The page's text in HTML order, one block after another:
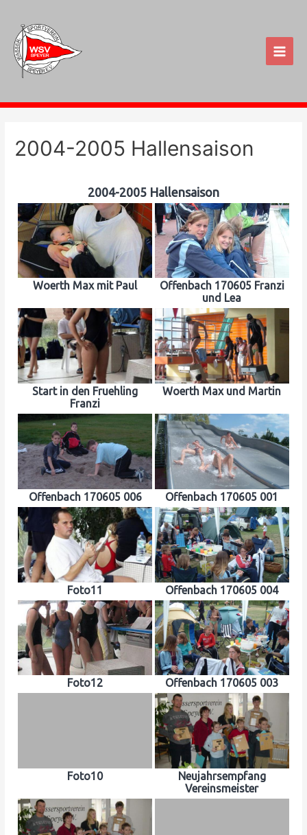
springen
Main
2004-2005 Hallensaison
2004-2005 Hallensaison
Woerth Max mit Paul
Offenbach 170605 Franzi
und Lea
Start in den Fruehling
Franzi
Woerth Max und Martin
Offenbach 170605 006 Offenbach 170605 001
Foto11 Offenbach 170605 004
Foto12 Offenbach 170605 003
Foto10
Neujahrsempfang
Vereinsmeister